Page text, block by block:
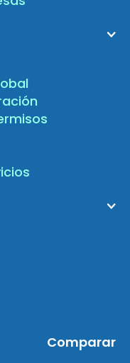
Comparar